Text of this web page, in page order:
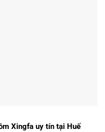
Xingfa uy tín tại Huế